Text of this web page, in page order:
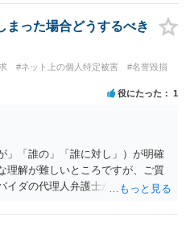
たことで「答え合わせ」になって
手方の動きについても、相手方次
の場で回答するには情報が乏し
は事案の特定に繋がってしまうの
です。
まった場合どうするべき
#ネット上の個人特定被害
#名誉毀損
役にたった 1
」「誰の」「誰に対し」）が明確
理解が難しいところですが、ご質
イダの代理人弁護士から発信者情
れ、開示請求者（の代理人弁護